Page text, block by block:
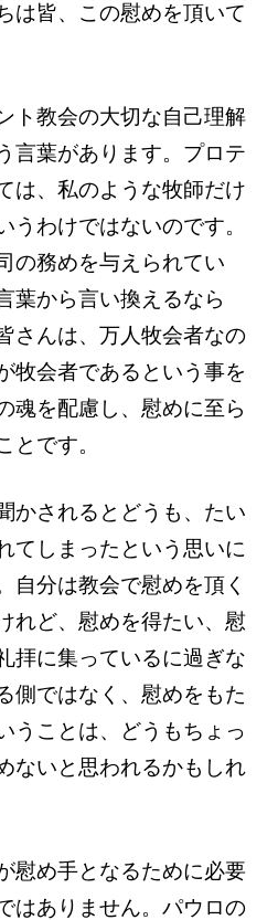
は皆、この慰めを頂いて
ト教会の大切な自己理解
言葉があります。プロテ
は、私のような牧師だけ
うわけではないのです。
の務めを与えられてい
葉から言い換えるなら
さんは、万人牧会者なの
牧会者であるという事を
魂を配慮し、慰めに至ら
とです。
かされるとどうも、たい
てしまったという思いに
自分は教会で慰めを頂く
れど、慰めを得たい、慰
拝に集っているに過ぎな
側ではなく、慰めをもた
うことは、どうもちょっ
ないと思われるかもしれ
慰め手となるために必要
はありません。パウロの